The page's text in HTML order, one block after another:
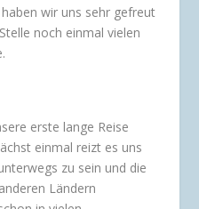
wir uns sehr gefreut
noch einmal vielen
erste lange Reise
einmal reizt es uns
zu sein und die
Ländern